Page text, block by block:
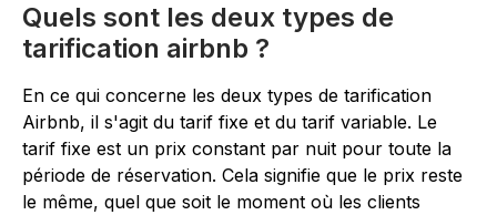
Quels sont les deux types de
tarification airbnb ?
En ce qui concerne les deux types de tarification
Airbnb, il s'agit du tarif fixe et du tarif variable. Le
tarif fixe est un prix constant par nuit pour toute la
période de réservation. Cela signifie que le prix reste
le même, quel que soit le moment où les clients